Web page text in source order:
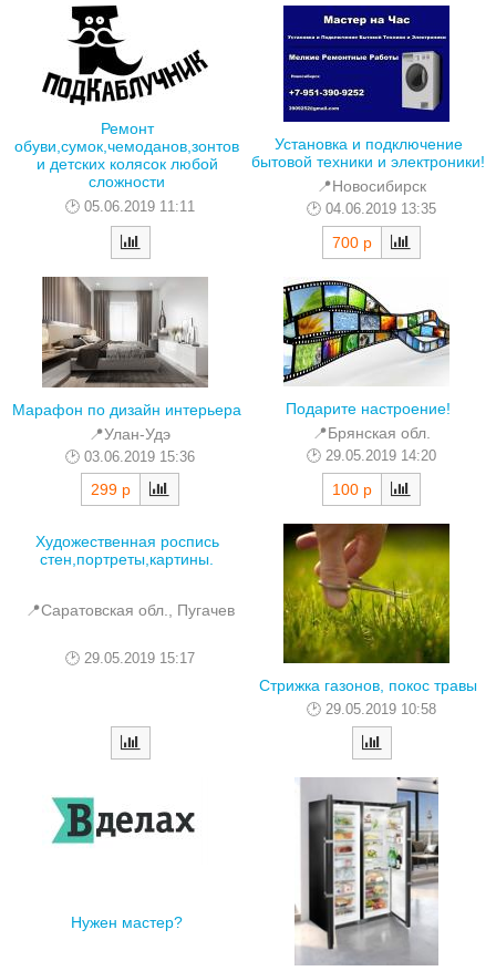
Ремонт
обуви,сумок,чемоданов,зонтов
и детских колясок любой
сложности
05.06.2019 11:11
Установка и подключение
бытовой техники и электроники!
📍Новосибирск
04.06.2019 13:35
700 р
Марафон по дизайн интерьера
📍Улан-Удэ
03.06.2019 15:36
299 р
Подарите настроение!
📍Брянская обл.
29.05.2019 14:20
100 р
Художественная роспись
стен,портреты,картины.
📍Саратовская обл., Пугачев
29.05.2019 15:17
Стрижка газонов, покос травы
29.05.2019 10:58
Нужен мастер?